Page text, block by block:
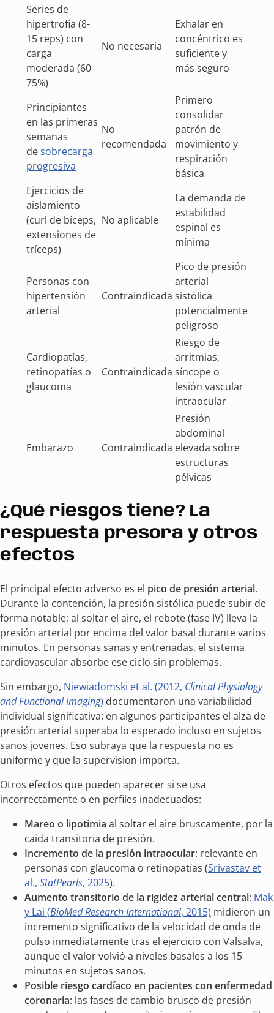
Series de
hipertrofia (8-
15 reps) con
carga
moderada (60-
75%)
No necesaria
Exhalar en
concéntrico es
suficiente y
más seguro
Principiantes
en las primeras
semanas
desobrecarga
progresiva
No
recomendada
Primero
consolidar
patrón de
movimiento y
respiración
básica
Ejercicios de
aislamiento
(curl de bíceps,
extensiones de
tríceps)
No aplicable
La demanda de
estabilidad
espinal es
mínima
Personas con
hipertensión
arterial
Contraindicada
Pico de presión
arterial
sistólica
potencialmente
peligroso
Cardiopatías,
retinopatías o
glaucoma
Contraindicada
Riesgo de
arritmias,
síncope o
lesión vascular
intraocular
Embarazo Contraindicada
Presión
abdominal
elevada sobre
estructuras
pélvicas
¿Qué riesgos tiene? La
respuesta presora y otros
efectos
El principal efecto adverso es el pico de presión arterial.
Durante la contención, la presión sistólica puede subir de
forma notable; al soltar el aire, el rebote (fase IV) lleva la
presión arterial por encima del valor basal durante varios
minutos. En personas sanas y entrenadas, el sistema
cardiovascular absorbe ese ciclo sin problemas.
Sin embargo, Niewiadomski et al. (2012, Clinical Physiology
and Functional Imaging) documentaron una variabilidad
individual significativa: en algunos participantes el alza de
presión arterial superaba lo esperado incluso en sujetos
sanos jovenes. Eso subraya que la respuesta no es
uniforme y que la supervision importa.
Otros efectos que pueden aparecer si se usa
incorrectamente o en perfiles inadecuados:
Mareo o lipotimia al soltar el aire bruscamente, por la
caida transitoria de presión.
Incremento de la presión intraocular: relevante en
personas con glaucoma o retinopatías (Srivastav et
al., StatPearls, 2025).
Aumento transitorio de la rigidez arterial central: Mak
y Lai (BioMed Research International, 2015) midieron un
incremento significativo de la velocidad de onda de
pulso inmediatamente tras el ejercicio con Valsalva,
aunque el valor volvió a niveles basales a los 15
minutos en sujetos sanos.
Posible riesgo cardíaco en pacientes con enfermedad
coronaria: las fases de cambio brusco de presión